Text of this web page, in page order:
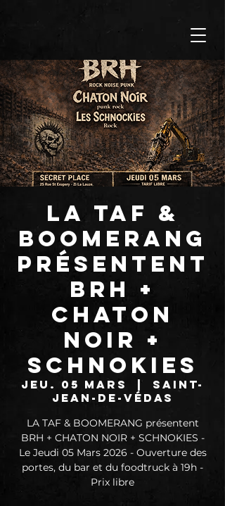
LA TAF &
BOOMERANG
présentent
BRH +
CHATON
NOIR +
SCHNOKIES
jeu. 05 mars
  |
Saint-
Jean-de-Védas
LA TAF & BOOMERANG présentent
BRH + CHATON NOIR + SCHNOKIES -
Le Jeudi 05 Mars 2026 - Ouverture des
portes, du bar et du foodtruck à 19h -
Prix libre